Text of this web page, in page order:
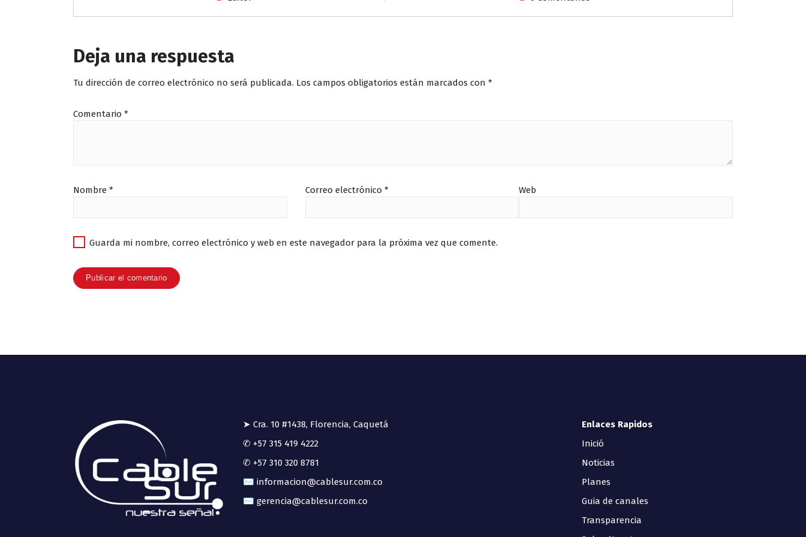
Deja una respuesta
Tu dirección de correo electrónico no será publicada. Los campos obligatorios están marcados con *
Comentario *
Nombre * Correo electrónico * Web
Guarda mi nombre, correo electrónico y web en este navegador para la próxima vez que comente.
➤ Cra. 10 #1438, Florencia, Caquetá
✆ +57 315 419 4222
✆ +57 310 320 8781
✉ informacion@cablesur.com.co
✉ gerencia@cablesur.com.co
Enlaces Rapidos
Inició
Noticias
Planes
Guia de canales
Transparencia